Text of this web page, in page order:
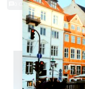
0 Comentarios
TE